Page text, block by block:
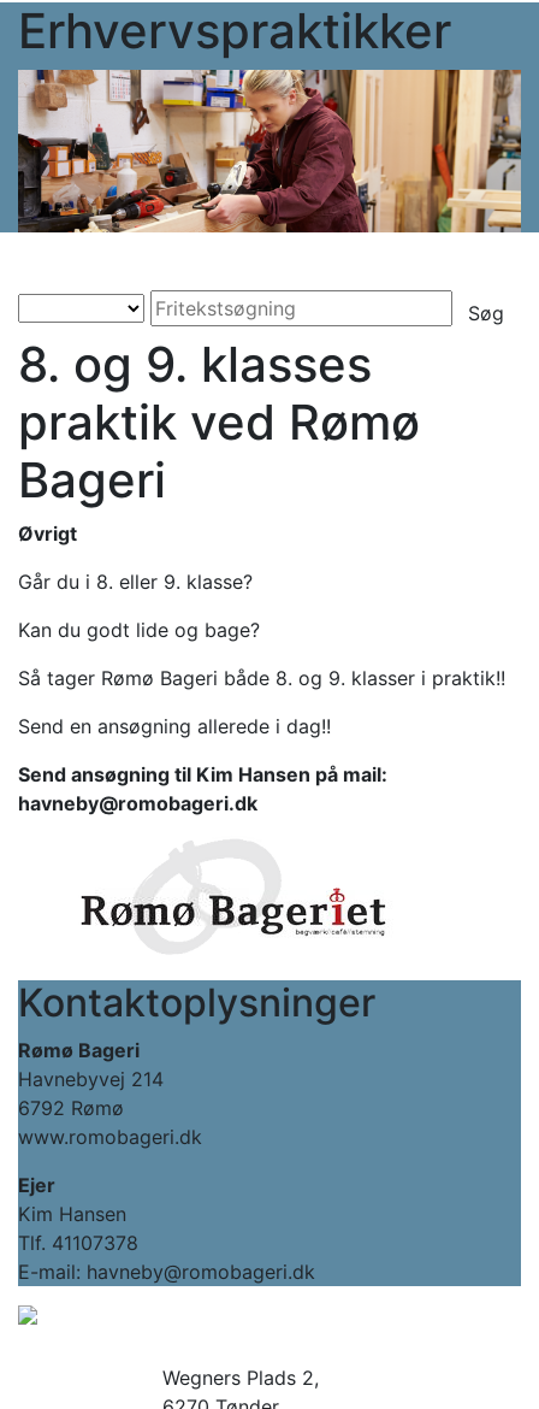
Erhvervspraktikker
Søg
8. og 9. klasses
praktik ved Rømø
Bageri
Øvrigt
Går du i 8. eller 9. klasse?
Kan du godt lide og bage?
Så tager Rømø Bageri både 8. og 9. klasser i praktik!!
Send en ansøgning allerede i dag!!
Send ansøgning til Kim Hansen på mail:
havneby@romobageri.dk
Kontaktoplysninger
Rømø Bageri
Havnebyvej 214
6792 Rømø
www.romobageri.dk
Ejer
Kim Hansen
Tlf. 41107378
E-mail: havneby@romobageri.dk
Wegners Plads 2,